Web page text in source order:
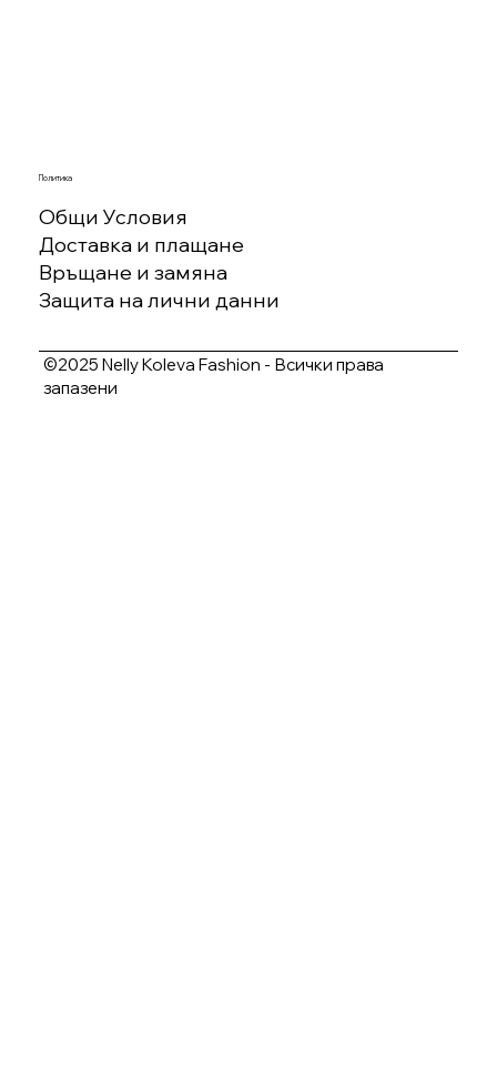
Политика
Общи Условия
Доставка и плащане
Връщане и замяна
Защита на лични данни
©2025 Nelly Koleva Fashion - Всички права
запазени